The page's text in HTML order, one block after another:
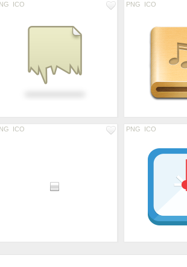
ICO PNG ICO
ICO PNG ICO